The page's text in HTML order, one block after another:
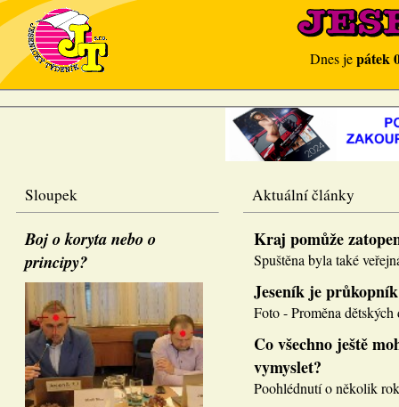
Dnes jepátek
Sloupek
Boj o koryta nebo o
principy?
Aktuální články
Kraj pomůže
Spuštěna byla také
Jeseník je průkopník
Foto - Proměna
Co všechno ještě
vymyslet?
Poohlédnutí o několik